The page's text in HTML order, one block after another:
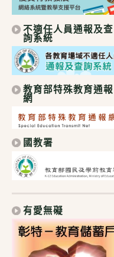
不適任人員通報及查
詢系統
教育部特殊教育通報
網
國教署
有愛無礙